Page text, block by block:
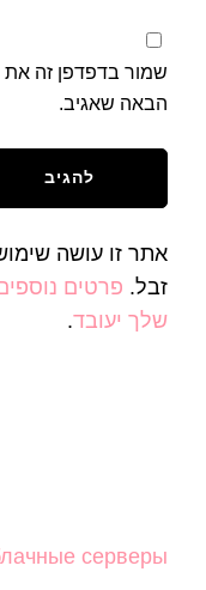
שמור בדפדפן זה את
הבאה שאגיב.
זבל. פרטים
שלך יעובד.
серверы